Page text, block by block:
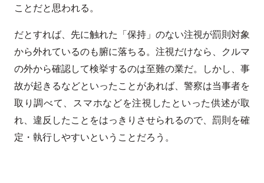
ことだと思われる。
だとすれば、先に触れた「保持」のない注視が罰則対象
から外れているのも腑に落ちる。注視だけなら、クルマ
の外から確認して検挙するのは至難の業だ。しかし、事
故が起きるなどといったことがあれば、警察は当事者を
取り調べて、スマホなどを注視したといった供述が取
れ、違反したことをはっきりさせられるので、罰則を確
定・執行しやすいということだろう。